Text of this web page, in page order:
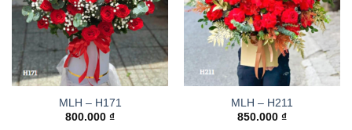
MLH – H171
800.000 ₫
MLH – H211
850.000 ₫